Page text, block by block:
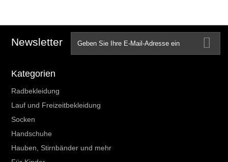
Newsletter
Kategorien
Radbekleidung
Lauf und Freizeitbekleidung
Socken
Handschuhe
Hauben, Stirnbänder und mehr